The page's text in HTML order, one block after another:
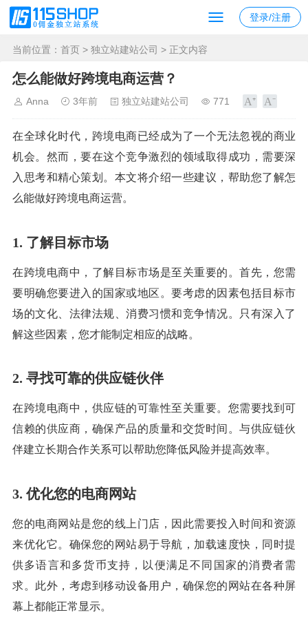
登录/注册
当前位置： 首页 > 独立站建站公司 > 正文内容
怎么能做好跨境电商运营？
Anna 3年前 独立站建站公司 771
在全球化时代，跨境电商已经成为了一个无法忽视的商业
机会。然而，要在这个竞争激烈的领域取得成功，需要深
入思考和精心策划。本文将介绍一些建议，帮助您了解怎
么能做好跨境电商运营。
1. 了解目标市场
在跨境电商中，了解目标市场是至关重要的。首先，您需
要明确您要进入的国家或地区。要考虑的因素包括目标市
场的文化、法律法规、消费习惯和竞争情况。只有深入了
解这些因素，您才能制定相应的战略。
2. 寻找可靠的供应链伙伴
在跨境电商中，供应链的可靠性至关重要。您需要找到可
信赖的供应商，确保产品的质量和交货时间。与供应链伙
伴建立长期合作关系可以帮助您降低风险并提高效率。
3. 优化您的电商网站
您的电商网站是您的线上门店，因此需要投入时间和资源
来优化它。确保您的网站易于导航，加载速度快，同时提
供多语言和多货币支持，以便满足不同国家的消费者需
求。此外，考虑到移动设备用户，确保您的网站在各种屏
幕上都能正常显示。